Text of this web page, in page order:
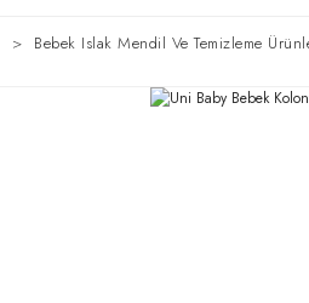
Bebek Islak Mendil Ve Temizleme